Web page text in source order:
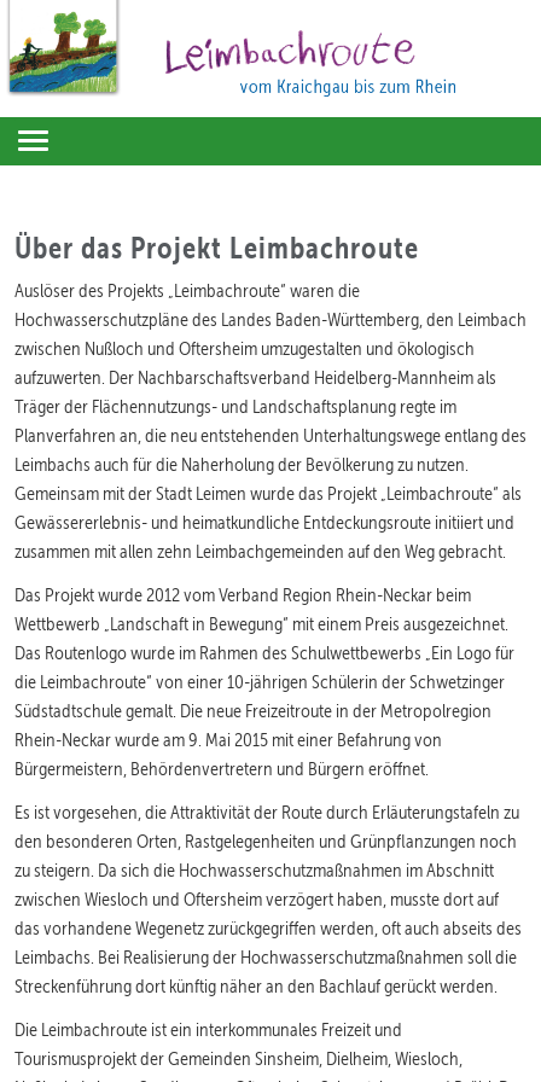
Toggle
navigation
Über das Projekt Leimbachroute
Auslöser des Projekts „Leimbachroute“ waren die
Hochwasserschutzpläne des Landes Baden-Württemberg, den Leimbach
zwischen Nußloch und Oftersheim umzugestalten und ökologisch
aufzuwerten. Der Nachbarschaftsverband Heidelberg-Mannheim als
Träger der Flächennutzungs- und Landschaftsplanung regte im
Planverfahren an, die neu entstehenden Unterhaltungswege entlang des
Leimbachs auch für die Naherholung der Bevölkerung zu nutzen.
Gemeinsam mit der Stadt Leimen wurde das Projekt „Leimbachroute“ als
Gewässererlebnis- und heimatkundliche Entdeckungsroute initiiert und
zusammen mit allen zehn Leimbachgemeinden auf den Weg gebracht.
Das Projekt wurde 2012 vom Verband Region Rhein-Neckar beim
Wettbewerb „Landschaft in Bewegung“ mit einem Preis ausgezeichnet.
Das Routenlogo wurde im Rahmen des Schulwettbewerbs „Ein Logo für
die Leimbachroute“ von einer 10-jährigen Schülerin der Schwetzinger
Südstadtschule gemalt. Die neue Freizeitroute in der Metropolregion
Rhein-Neckar wurde am 9. Mai 2015 mit einer Befahrung von
Bürgermeistern, Behördenvertretern und Bürgern eröffnet.
Es ist vorgesehen, die Attraktivität der Route durch Erläuterungstafeln zu
den besonderen Orten, Rastgelegenheiten und Grünpflanzungen noch
zu steigern. Da sich die Hochwasserschutzmaßnahmen im Abschnitt
zwischen Wiesloch und Oftersheim verzögert haben, musste dort auf
das vorhandene Wegenetz zurückgegriffen werden, oft auch abseits des
Leimbachs. Bei Realisierung der Hochwasserschutzmaßnahmen soll die
Streckenführung dort künftig näher an den Bachlauf gerückt werden.
Die Leimbachroute ist ein interkommunales Freizeit und
Tourismusprojekt der Gemeinden Sinsheim, Dielheim, Wiesloch,